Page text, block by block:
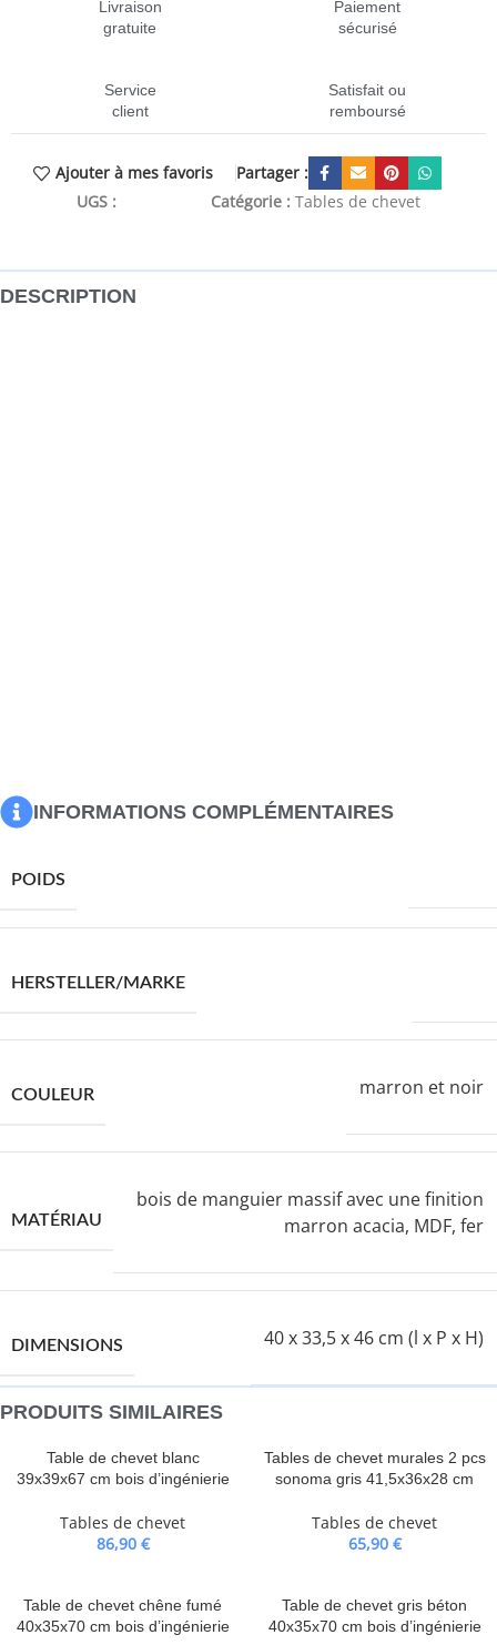
Livraison
gratuite
Paiement
sécurisé
Service
client
Satisfait ou
remboursé
Ajouter à mes favoris
Partager :
UGS :
Catégorie : Tables de chevet
DESCRIPTION
INFORMATIONS COMPLÉMENTAIRES
POIDS
HERSTELLER/MARKE
COULEUR marron et noir
MATÉRIAU
bois de manguier massif avec une finition
marron acacia, MDF, fer
DIMENSIONS 40 x 33,5 x 46 cm (l x P x H)
PRODUITS SIMILAIRES
Table de chevet blanc
39x39x67 cm bois d’ingénierie
Tables de chevet
86,90 €
Tables de chevet murales 2 pcs
sonoma gris 41,5x36x28 cm
Tables de chevet
65,90 €
Table de chevet chêne fumé
40x35x70 cm bois d’ingénierie
Table de chevet gris béton
40x35x70 cm bois d’ingénierie